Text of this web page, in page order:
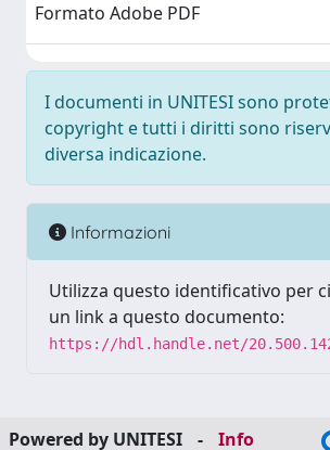
Formato Adobe PDF
I documenti in UNITESI sono
copyright e tutti i diritti sono
diversa indicazione.
Informazioni
Utilizza questo identificativo per
un link a questo documento:
https://hdl.handle.net/
Powered by UNITESI - Info